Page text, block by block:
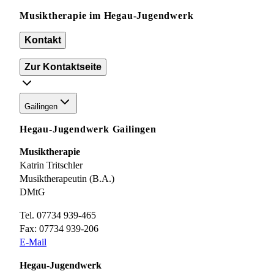
Musiktherapie im Hegau-Jugendwerk
Kontakt
Zur Kontaktseite
Gailingen
Hegau-Jugendwerk Gailingen
Musiktherapie
Katrin Tritschler
Musiktherapeutin (B.A.)
DMtG
Tel. 07734 939-465
Fax: 07734 939-206
E-Mail
Hegau-Jugendwerk